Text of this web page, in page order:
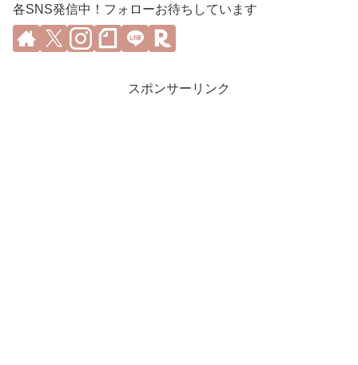
各SNS発信中！フォローお待ちしています
スポンサーリンク